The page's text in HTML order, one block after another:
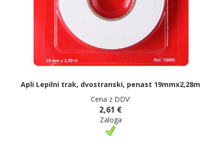
Apli Lepilni trak, dvostranski, penast 19mmx2,28m
Cena z DDV:
2,61 €
Zaloga